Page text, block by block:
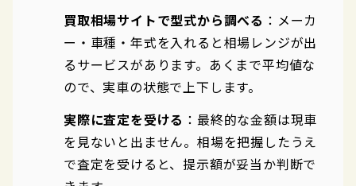
買取相場サイトで型式から調べる ：メーカ
ー・車種・年式を入れると相場レンジが出
るサービスがあります。あくまで平均値な
ので、実車の状態で上下します。
実際に査定を受ける ：最終的な金額は現車
を見ないと出ません。相場を把握したうえ
で査定を受けると、提示額が妥当か判断で